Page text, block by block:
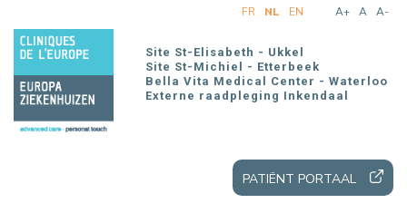
en
naar
inhoud
gaan
A+ A A-
FR NL EN
Site St-Elisabeth - Ukkel
Site St-Michiel - Etterbeek
Bella Vita Medical Center - Waterloo
Externe raadpleging Inkendaal
PATIËNT PORTAAL